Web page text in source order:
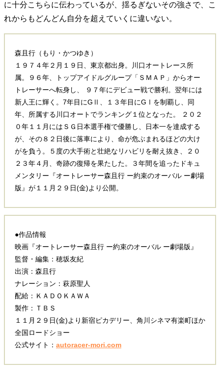
に十分こちらに伝わっているが、揺るぎないその強さで、こ
れからもどんどん自分を超えていくに違いない。
森且行（もり・かつゆき）
１９７４年２月１９日、東京都出身。川口オートレース所
属。９６年、トップアイドルグループ「ＳＭＡＰ」からオー
トレーサーへ転身し、 ９７年にデビュー戦で勝利。翌年には
新人王に輝く。7年目にGⅡ、１３年目にGⅠを制覇し、同
年、所属する川口オートでランキング１位となった。 ２０２
０年１１月にはＳＧ日本選手権で優勝し、日本一を達成する
が、その８２日後に落車により、命が危ぶまれるほどの大け
がを負う。５度の大手術と壮絶なリハビリを耐え抜き、２０
２３年４月、奇跡の復帰を果たした。３年間を追ったドキュ
メンタリー『オートレーサー森且行 ー約束のオーバル ー劇場
版』が１１月２９日(金)より公開。
●作品情報
映画『オートレーサー森且行 ー約束のオーバル ー劇場版』
監督・編集：穂坂友紀
出演：森且行
ナレーション：萩原聖人
配給：ＫＡＤＯＫＡＷＡ
製作：ＴＢＳ
１１月２９日(金)より新宿ピカデリー、角川シネマ有楽町ほか
全国ロードショー
公式サイト​： autoracer-mori.com